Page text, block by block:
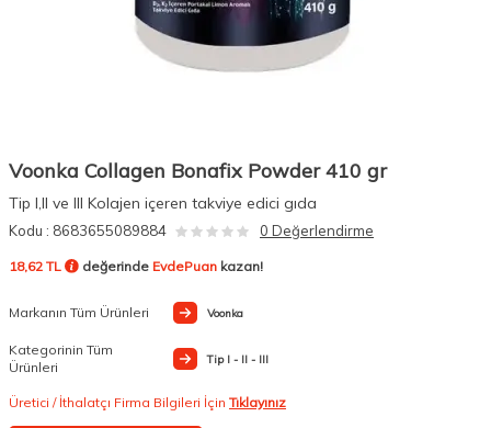
Voonka Collagen Bonafix Powder 410 gr
Tip I,II ve III Kolajen içeren takviye edici gıda
Kodu : 8683655089884 0 Değerlendirme
18,62 TL değerinde EvdePuan kazan!
Markanın Tüm Ürünleri Voonka
Kategorinin Tüm
Ürünleri
Tip I - II - III
Üretici / İthalatçı Firma Bilgileri İçin Tıklayınız